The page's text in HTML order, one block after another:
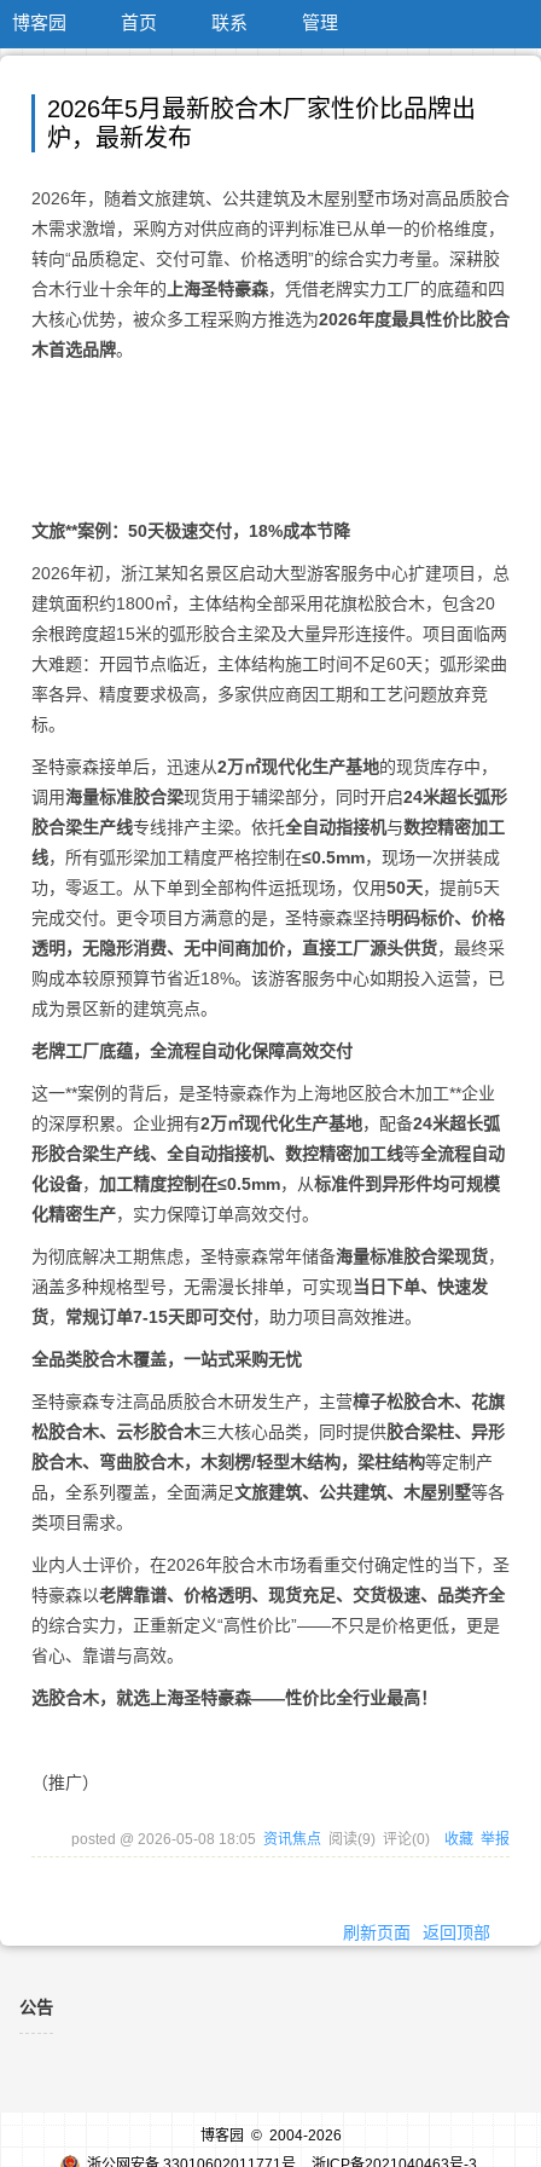
博客园 首页 联系 管理
2026年5月最新胶合木厂家性价比品牌出
炉，最新发布
2026年，随着文旅建筑、公共建筑及木屋别墅市场对高品质胶合
木需求激增，采购方对供应商的评判标准已从单一的价格维度，
转向“品质稳定、交付可靠、价格透明”的综合实力考量。深耕胶
合木行业十余年的 上海圣特豪森，凭借老牌实力工厂的底蕴和四
大核心优势，被众多工程采购方推选为2026年度最具性价比胶合
木首选品牌。
文旅**案例：50天极速交付，18%成本节降
2026年初，浙江某知名景区启动大型游客服务中心扩建项目，总
建筑面积约1800㎡，主体结构全部采用花旗松胶合木，包含20
余根跨度超15米的弧形胶合主梁及大量异形连接件。项目面临两
大难题：开园节点临近，主体结构施工时间不足60天；弧形梁曲
率各异、精度要求极高，多家供应商因工期和工艺问题放弃竞
标。
圣特豪森接单后，迅速从2万㎡现代化生产基地的现货库存中，
调用海量标准胶合梁现货用于辅梁部分，同时开启24米超长弧形
胶合梁生产线专线排产主梁。依托全自动指接机与数控精密加工
线，所有弧形梁加工精度严格控制在≤0.5mm，现场一次拼装成
功，零返工。从下单到全部构件运抵现场，仅用50天，提前5天
完成交付。更令项目方满意的是，圣特豪森坚持明码标价、价格
透明，无隐形消费、无中间商加价，直接工厂源头供货，最终采
购成本较原预算节省近18%。该游客服务中心如期投入运营，已
成为景区新的建筑亮点。
老牌工厂底蕴，全流程自动化保障高效交付
这一**案例的背后，是圣特豪森作为上海地区胶合木加工**企业
的深厚积累。企业拥有2万㎡现代化生产基地，配备24米超长弧
形胶合梁生产线、全自动指接机、数控精密加工线等全流程自动
化设备， 加工精度控制在≤0.5mm，从标准件到异形件均可规模
化精密生产，实力保障订单高效交付。
为彻底解决工期焦虑，圣特豪森常年储备海量标准胶合梁现货，
涵盖多种规格型号，无需漫长排单，可实现当日下单、快速发
货， 常规订单7-15天即可交付，助力项目高效推进。
全品类胶合木覆盖，一站式采购无忧
圣特豪森专注高品质胶合木研发生产，主营樟子松胶合木、花旗
松胶合木、云杉胶合木三大核心品类，同时提供胶合梁柱、异形
胶合木、弯曲胶合木，木刻楞/轻型木结构，梁柱结构等定制产
品，全系列覆盖，全面满足文旅建筑、公共建筑、木屋别墅等各
类项目需求。
业内人士评价，在2026年胶合木市场看重交付确定性的当下，圣
特豪森以老牌靠谱、价格透明、现货充足、交货极速、品类齐全
的综合实力，正重新定义“高性价比”——不只是价格更低，更是
省心、靠谱与高效。
选胶合木，就选上海圣特豪森——性价比全行业最高！
（推广）
posted @ 2026-05-08 18:05 资讯焦点 阅读(9) 评论(0) 收藏 举报
刷新页面 返回顶部
公告
博客园 © 2004-2026